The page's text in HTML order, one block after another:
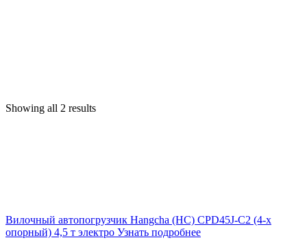
Showing all 2 results
Вилочный автопогрузчик Hangcha (HC) CPD45J-C2 (4-х
опорный) 4,5 т электро Узнать подробнее